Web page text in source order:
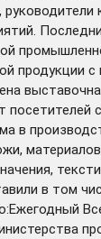
продукции
посетителей
в
в том